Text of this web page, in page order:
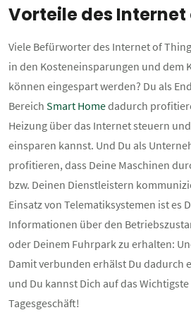
Vorteile des Internet
Viele Befürworter des Internet of
in den Kosteneinsparungen und dem
können eingespart werden? Du als
Bereich Smart Homedadurch
Heizung über das Internet steuern
einsparen kannst. Und Du als
profitieren, dass Deine Maschinen
bzw. Deinen Dienstleistern
Einsatz von Telematiksystemen ist es
Informationen über den
oder Deinem Fuhrpark zu erhalten:
Damit verbunden erhälst Du dadurch
und Du kannst Dich auf das
Tagesgeschäft!